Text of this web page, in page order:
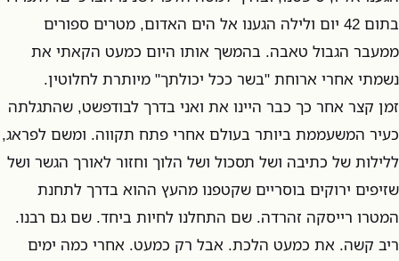
בתום 42 יום ולילה הגענו אל הים האדום, מטרים ספורים
ממעבר הגבול טאבה. בהמשך אותו היום כמעט הקאתי את
נשמתי אחרי ארוחת "בשר ככל יכולתך" מיותרת לחלוטין.
זמן קצר אחר כך כבר היינו את ואני בדרך לבודפשט, שהתגלתה
כעיר המשעממת ביותר בעולם אחרי פתח תקווה. ומשם לפראג,
ללילות של כתיבה ושל תסכול ושל הלוך וחזור לאורך הגשר ושל
שזיפים ירוקים בוסריים שקטפנו מהעץ ההוא בדרך לתחנת
המטרו רייסקה זהרדה. שם התחלנו לחיות ביחד. שם גם רבנו.
ריב קשה. את כמעט הלכת. אבל רק כמעט. אחרי כמה ימים